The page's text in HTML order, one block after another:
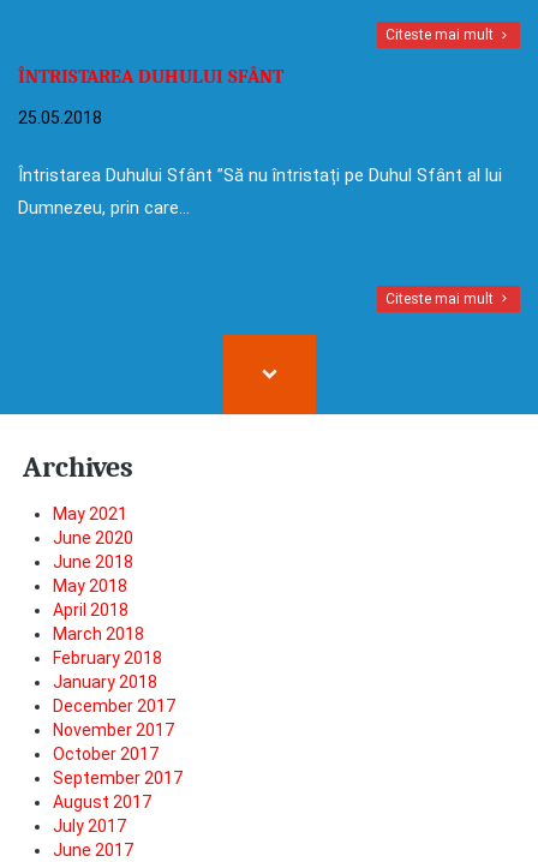
Citeste mai mult
ÎNTRISTAREA DUHULUI SFÂNT
25.05.2018
Întristarea Duhului Sfânt ”Să nu întristați pe Duhul Sfânt al lui
Dumnezeu, prin care…
Citeste mai mult
Archives
May 2021
June 2020
June 2018
May 2018
April 2018
March 2018
February 2018
January 2018
December 2017
November 2017
October 2017
September 2017
August 2017
July 2017
June 2017